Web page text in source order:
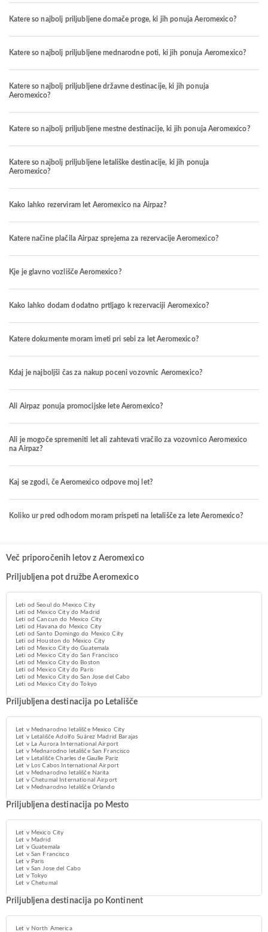
Katere so najbolj priljubljene domače proge, ki jih ponuja Aeromexico?
Katere so najbolj priljubljene mednarodne poti, ki jih ponuja Aeromexico?
Katere so najbolj priljubljene državne destinacije, ki jih ponuja
Aeromexico?
Katere so najbolj priljubljene mestne destinacije, ki jih ponuja Aeromexico?
Katere so najbolj priljubljene letališke destinacije, ki jih ponuja
Aeromexico?
Kako lahko rezerviram let Aeromexico na Airpaz?
Katere načine plačila Airpaz sprejema za rezervacije Aeromexico?
Kje je glavno vozlišče Aeromexico?
Kako lahko dodam dodatno prtljago k rezervaciji Aeromexico?
Katere dokumente moram imeti pri sebi za let Aeromexico?
Kdaj je najboljši čas za nakup poceni vozovnic Aeromexico?
Ali Airpaz ponuja promocijske lete Aeromexico?
Ali je mogoče spremeniti let ali zahtevati vračilo za vozovnico Aeromexico
na Airpaz?
Kaj se zgodi, če Aeromexico odpove moj let?
Koliko ur pred odhodom moram prispeti na letališče za lete Aeromexico?
Več priporočenih letov z Aeromexico
Priljubljena pot družbe Aeromexico
Leti od Seoul do Mexico City
Leti od Mexico City do Madrid
Leti od Cancun do Mexico City
Leti od Havana do Mexico City
Leti od Santo Domingo do Mexico City
Leti od Houston do Mexico City
Leti od Mexico City do Guatemala
Leti od Mexico City do San Francisco
Leti od Mexico City do Boston
Leti od Mexico City do Paris
Leti od Mexico City do San Jose del Cabo
Leti od Mexico City do Tokyo
Priljubljena destinacija po Letališče
Let v Mednarodno letališče Mexico City
Let v Letališče Adolfo Suárez Madrid Barajas
Let v La Aurora International Airport
Let v Mednarodno letališče San Francisco
Let v Letališče Charles de Gaulle Pariz
Let v Los Cabos International Airport
Let v Mednarodno letališče Narita
Let v Chetumal International Airport
Let v Mednarodno letališče Orlando
Priljubljena destinacija po Mesto
Let v Mexico City
Let v Madrid
Let v Guatemala
Let v San Francisco
Let v Paris
Let v San Jose del Cabo
Let v Tokyo
Let v Chetumal
Priljubljena destinacija po Kontinent
Let v North America